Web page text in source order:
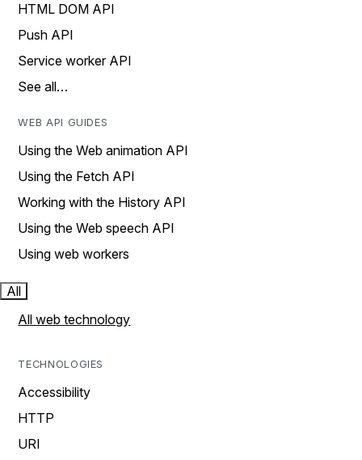
HTML DOM API
Push API
Service worker API
See all…
WEB API GUIDES
Using the Web animation API
Using the Fetch API
Working with the History API
Using the Web speech API
Using web workers
All
All web technology
TECHNOLOGIES
Accessibility
HTTP
URI